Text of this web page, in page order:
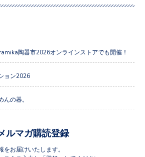
陶器市2026オンラインストアでも開催！
ョン2026
んの器。
メルマガ購読登録
をお届けいたします。